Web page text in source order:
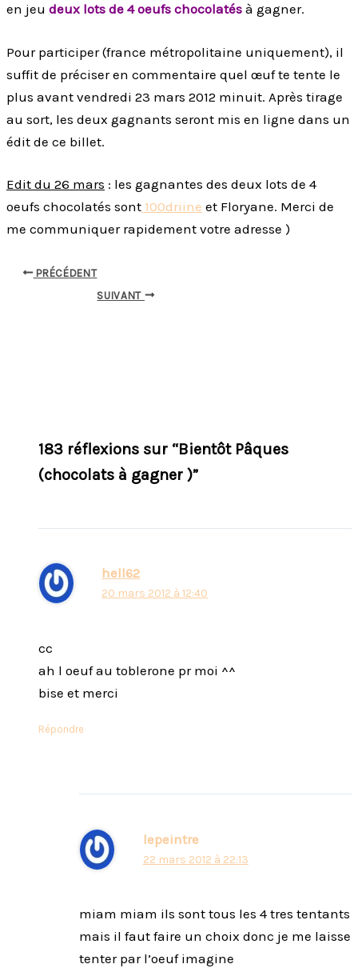
en jeu deux lots de 4 oeufs chocolatés à gagner.
Pour participer (france métropolitaine uniquement), il
suffit de préciser en commentaire quel œuf te tente le
plus avant vendredi 23 mars 2012 minuit. Après tirage
au sort, les deux gagnants seront mis en ligne dans un
édit de ce billet.
Edit du 26 mars : les gagnantes des deux lots de 4
oeufs chocolatés sont 100driine et Floryane. Merci de
me communiquer rapidement votre adresse )
PRÉCÉDENT
SUIVANT
183 réflexions sur “Bientôt Pâques
(chocolats à gagner )”
hell62
20 mars 2012 à 12:40
cc
ah l oeuf au toblerone pr moi ^^
bise et merci
Répondre
lepeintre
22 mars 2012 à 22:13
miam miam ils sont tous les 4 tres tentants
mais il faut faire un choix donc je me laisse
tenter par l’oeuf imagine